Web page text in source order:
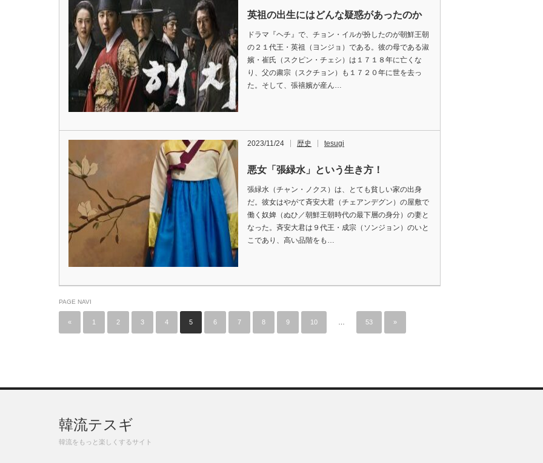
英祖の出生にはどんな疑惑があったのか
ドラマ『ヘチ』で、チョン・イルが扮したのが朝鮮王朝
の２１代王・英祖（ヨンジョ）である。彼の母である淑
嬪・崔氏（スクピン・チェシ）は１７１８年に亡くな
り、父の粛宗（スクチョン）も１７２０年に世を去っ
た。そして、張禧嬪が産ん…
2023/11/24 歴史 tesugi
悪女「張緑水」という生き方！
張緑水（チャン・ノクス）は、とても貧しい家の出身
だ。彼女はやがて斉安大君（チェアンデグン）の屋敷で
働く奴婢（ぬひ／朝鮮王朝時代の最下層の身分）の妻と
なった。斉安大君は９代王・成宗（ソンジョン）のいと
こであり、高い品階をも…
PAGE NAVI
« 1 2 3 4 5 6 7 8 9 10 53 »
韓流テスギ
韓流をもっと楽しくするサイト